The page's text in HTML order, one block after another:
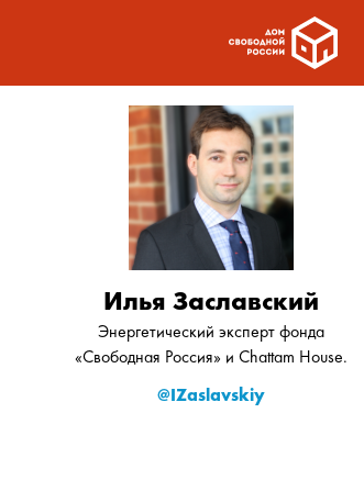
Илья Заславский
Энергетический эксперт фонда
«Свободная Россия» и Chattam House.
@ IZaslavskiy